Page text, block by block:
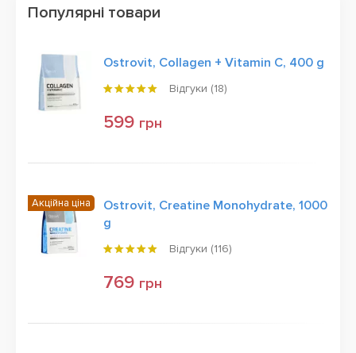
Популярні товари
Ostrovit, Collagen + Vitamin C, 400 g
Відгуки (18)
599 грн
Ostrovit, Creatine Monohydrate, 1000
g
Відгуки (116)
769 грн
Акційна ціна